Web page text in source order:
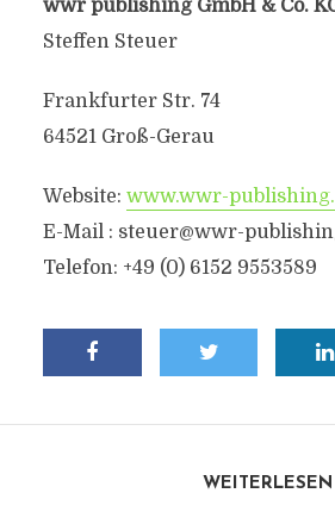
wwr publishing GmbH & Co.
Steffen Steuer
Frankfurter Str. 74
64521 Groß-Gerau
Website: www.wwr-
E-Mail : steuer@wwr-
Telefon: +49 (0) 6152 9553589
WEITERLESEN